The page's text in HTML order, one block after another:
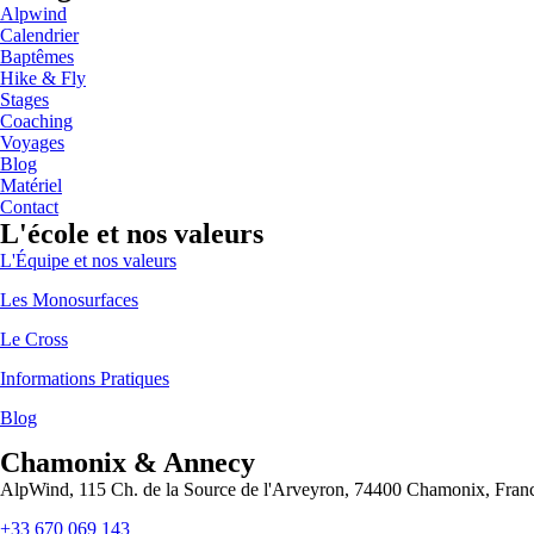
Alpwind
Calendrier
Baptêmes
Hike & Fly
Stages
Coaching
Voyages
Blog
Matériel
Contact
L'école et nos valeurs
L'Équipe et nos valeurs
Les Monosurfaces
Le Cross
Informations Pratiques
Blog
Chamonix & Annecy
AlpWind, 115 Ch. de la Source de l'Arveyron, 74400 Chamonix,
+33 670 069 143